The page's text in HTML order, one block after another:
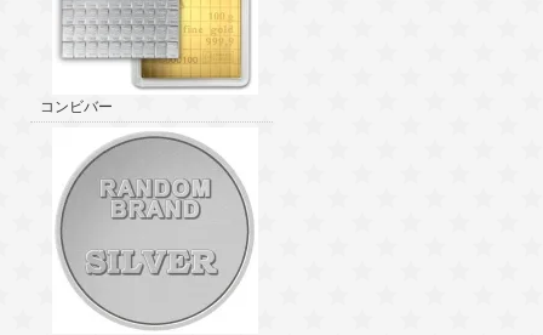
コンビバー